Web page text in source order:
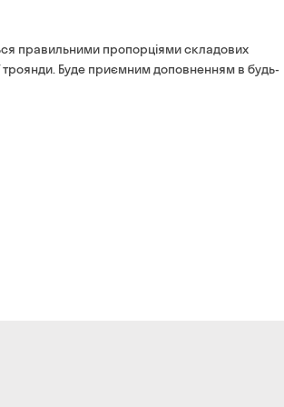
банківською картою на сайті
правильними пропорціями складових
Буде приємним доповненням в будь-